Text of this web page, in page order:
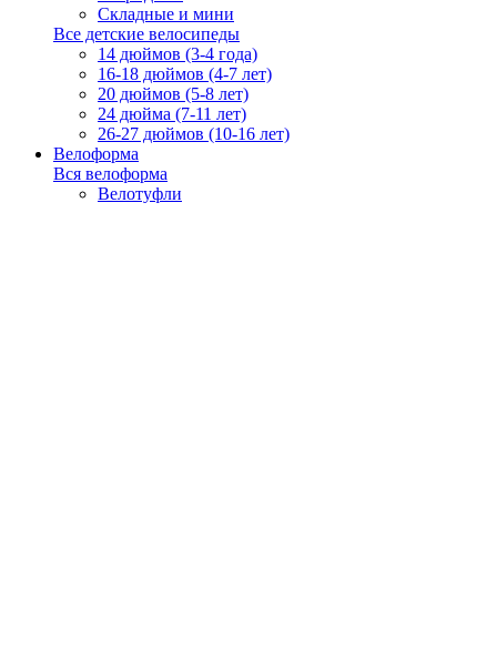
Складные и мини
Все детские велосипеды
14 дюймов (3-4 года)
16-18 дюймов (4-7 лет)
20 дюймов (5-8 лет)
24 дюйма (7-11 лет)
26-27 дюймов (10-16 лет)
Велоформа
Вся велоформа
Велотуфли